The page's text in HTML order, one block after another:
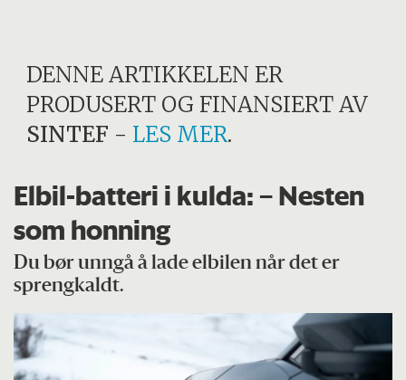
DENNE ARTIKKELEN ER
PRODUSERT OG FINANSIERT AV
SINTEF - LES MER.
Elbil-batteri i kulda: – Nesten
som honning
Du bør unngå å lade elbilen når det er
sprengkaldt.